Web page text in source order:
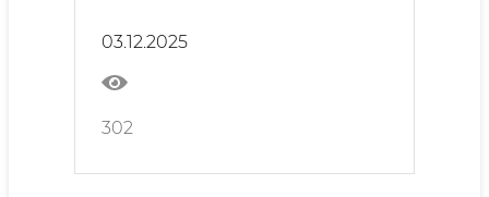
bo‘lib o‘tdi
03.12.2025
302